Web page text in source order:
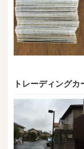
トレーディングカ